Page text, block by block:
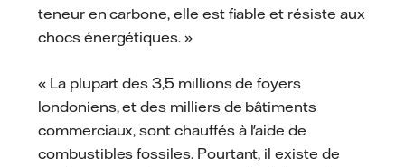
teneur en carbone, elle est fiable et résiste aux
chocs énergétiques. »
« La plupart des 3,5 millions de foyers
londoniens, et des milliers de bâtiments
commerciaux, sont chauffés à l'aide de
combustibles fossiles. Pourtant, il existe de